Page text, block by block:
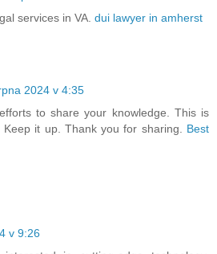
services in VA. dui lawyer in amherst
2024 v 4:35
to share your knowledge. This is
it up. Thank you for sharing. Best
v 9:26